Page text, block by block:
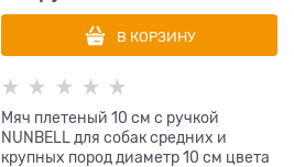
В КОРЗИНУ
Мяч плетеный 10 см с ручкой
NUNBELL для собак средних и
крупных пород диаметр 10 см цвета